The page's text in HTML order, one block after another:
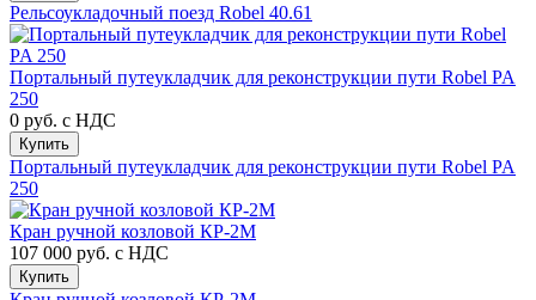
Рельсоукладочный поезд Robel 40.61
Портальный путеукладчик для реконструкции пути Robel PA
250
0 руб. с НДС
Купить
Портальный путеукладчик для реконструкции пути Robel PA
250
Кран ручной козловой КР-2М
107 000 руб. с НДС
Купить